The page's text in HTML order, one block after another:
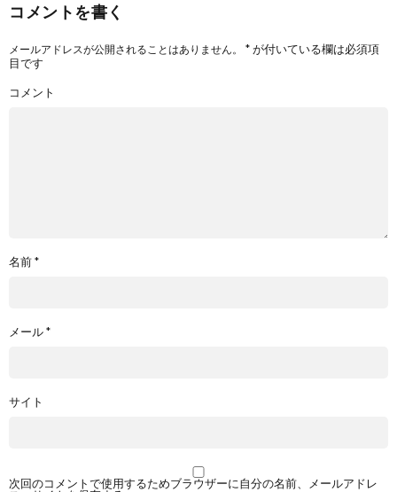
コメントを書く
メールアドレスが公開されることはありません。 *が付いている欄は必須項
目です
コメント
名前*
メール*
サイト
次回のコメントで使用するためブラウザーに自分の名前、メールアドレ